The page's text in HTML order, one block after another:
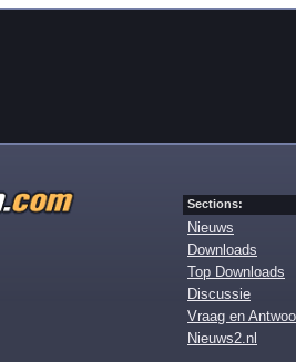
Sections:
Nieuws
Downloads
Top Downloads
Discussie
Vraag en
Nieuws2.nl